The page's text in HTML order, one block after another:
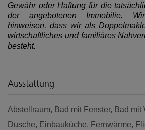
Gewähr oder Haftung für die
der angebotenen Immobilie.
hinweisen, dass wir als
wirtschaftliches und familiäres
besteht.
Ausstattung
Abstellraum Bad mit Fenster Bad mit
Dusche
Einbauküche Fernwärme